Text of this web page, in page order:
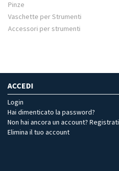
Pinze
Vaschette per Strumenti
Accessori per strumenti
ACCEDI
Login
Hai dimenticato la password?
Non hai ancora un account? Registrati
Elimina il tuo account